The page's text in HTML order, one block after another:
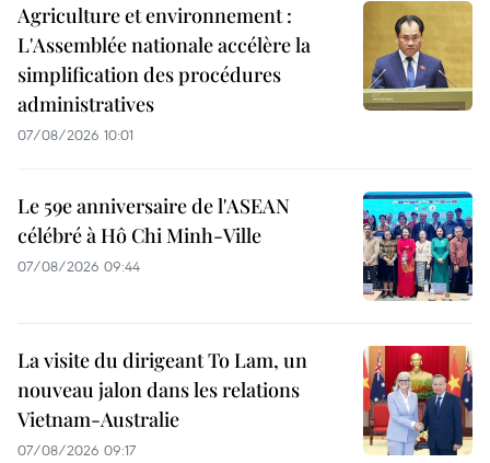
Agriculture et environnement :
L'Assemblée nationale accélère la
simplification des procédures
administratives
07/08/2026 10:01
Le 59e anniversaire de l'ASEAN
célébré à Hô Chi Minh-Ville
07/08/2026 09:44
La visite du dirigeant To Lam, un
nouveau jalon dans les relations
Vietnam-Australie
07/08/2026 09:17